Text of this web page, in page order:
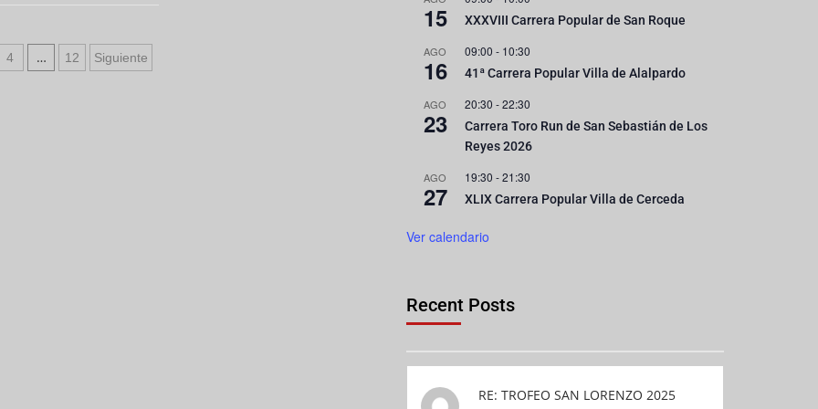
4 … 12 Siguiente
15 XXXVIII Carrera Popular de San Roque
AGO
16
09:00 - 10:30
41ª Carrera Popular Villa de Alalpardo
AGO
23
20:30 -22:30
Carrera Toro Run de San Sebastián de Los
Reyes 2026
AGO
27
19:30 -21:30
XLIX Carrera Popular Villa de Cerceda
Ver calendario
Recent Posts
RE: TROFEO SAN LORENZO 2025